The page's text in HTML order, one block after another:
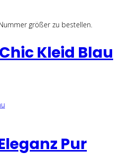
größer zu bestellen.
Kleid Blau
Pur